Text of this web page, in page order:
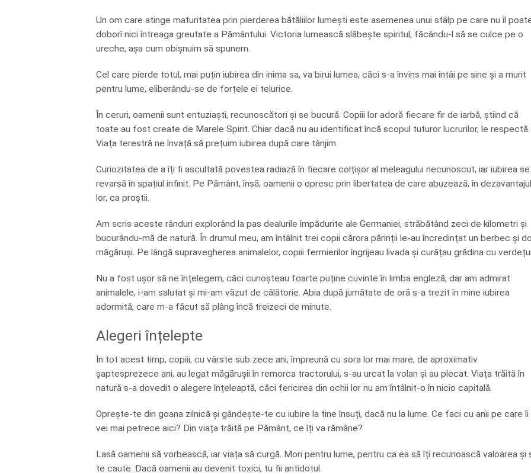
Un om care atinge maturitatea prin pierderea bătăliilor lumești este asemenea unui stâlp pe care nu îl
doborî nici întreaga greutate a Pământului. Victoria lumească slăbește spiritul, făcându-l să se culce pe o
ureche, așa cum obișnuim să spunem.
Cel care pierde totul, mai puțin iubirea din inima sa, va birui lumea, căci s-a învins mai întâi pe sine și a murit
pentru lume, eliberându-se de forțele ei telurice.
În ceruri, oamenii sunt entuziaști, recunoscători și se bucură. Copiii lor adoră fiecare fir de iarbă, știind că
toate au fost create de Marele Spirit. Chiar dacă nu au identificat încă scopul tuturor lucrurilor, le respectă.
Viața terestră ne învață să prețuim iubirea după care tânjim.
Curiozitatea de a îți fi ascultată povestea radiază în fiecare colțișor al meleagului necunoscut, iar iubirea se
revarsă în spațiul infinit. Pe Pământ, însă, oamenii o opresc prin libertatea de care abuzează, în dezavantajul
lor, ca proștii.
Am scris aceste rânduri explorând la pas dealurile împădurite ale Germaniei, străbătând zeci de kilometri și
bucurându-mă de natură. În drumul meu, am întâlnit trei copii cărora părinții le-au încredințat un berbec și
măgăruși. Pe lângă supravegherea animalelor, copiii fermierilor îngrijeau livada și curățau grădina cu
Nu a fost ușor să ne înțelegem, căci cunoșteau foarte puține cuvinte în limba engleză, dar am admirat
animalele, i-am salutat și mi-am văzut de călătorie. Abia după jumătate de oră s-a trezit în mine iubirea
adormită, care m-a făcut să plâng încă treizeci de minute.
Alegeri înțelepte
În tot acest timp, copiii, cu vârste sub zece ani, împreună cu sora lor mai mare, de aproximativ
șaptesprezece ani, au legat măgărușii în remorca tractorului, s-au urcat la volan și au plecat. Viața trăită în
natură s-a dovedit o alegere înțeleaptă, căci fericirea din ochii lor nu am întâlnit-o în nicio capitală.
Oprește-te din goana zilnică și gândește-te cu iubire la tine însuți, dacă nu la lume. Ce faci cu anii pe care îi
vei mai petrece aici? Din viața trăită pe Pământ, ce îți va rămâne?
Lasă oamenii să vorbească, iar viața să curgă. Mori pentru lume, pentru ca ea să îți recunoască valoarea și
te caute. Dacă oamenii au devenit toxici, tu fii antidotul.